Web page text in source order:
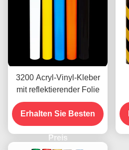
3200 Acryl-Vinyl-Kleber
mit reflektierender Folie
Erhalten Sie Besten
Preis